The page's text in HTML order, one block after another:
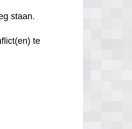
staan.
te